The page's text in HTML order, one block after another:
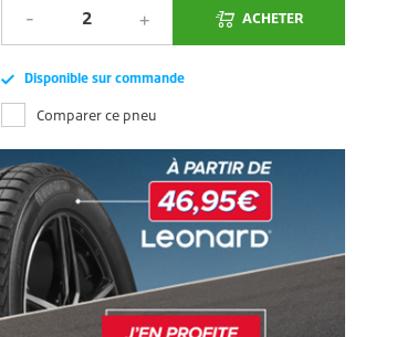
ACHETER
Disponible sur commande
Comparer ce pneu